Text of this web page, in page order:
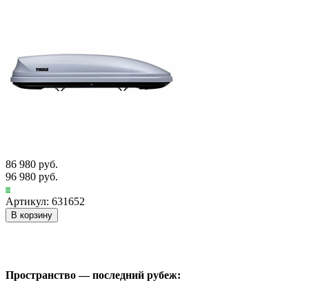
86 980 руб.
96 980 руб.
Артикул: 631652
В корзину
Пространство — последний рубеж: